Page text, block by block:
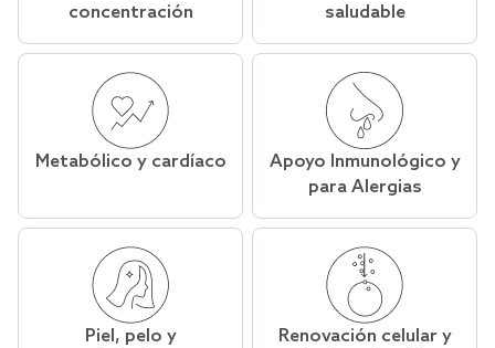
concentración
saludable
Metabólico y cardíaco
Apoyo Inmunológico y
para Alergias
Piel, pelo y
Renovación celular y